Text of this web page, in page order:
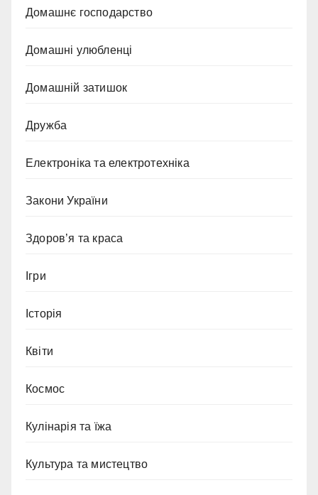
Домашнє господарство
Домашні улюбленці
Домашній затишок
Дружба
Електроніка та електротехніка
Закони України
Здоров’я та краса
Ігри
Історія
Квіти
Космос
Кулінарія та їжа
Культура та мистецтво